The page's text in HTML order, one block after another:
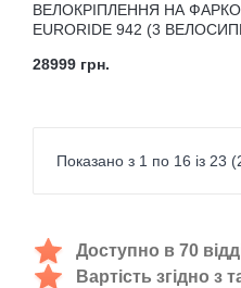
ВЕЛОКРІПЛЕННЯ НА
EURORIDE 942 (3
28999 грн.
Показано з 1 по 16 із 23
Доступно в 70
Вартість згідно